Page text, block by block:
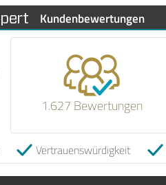
Kundenbewertungen
1.627 Bewertungen
Vertrauenswürdigkeit